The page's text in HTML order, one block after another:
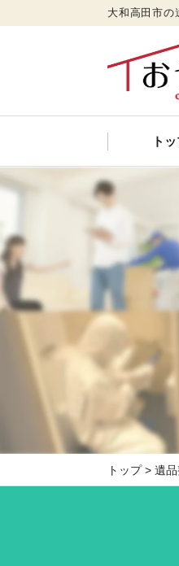
大和高田市の
ト
遺品
トップ 遺